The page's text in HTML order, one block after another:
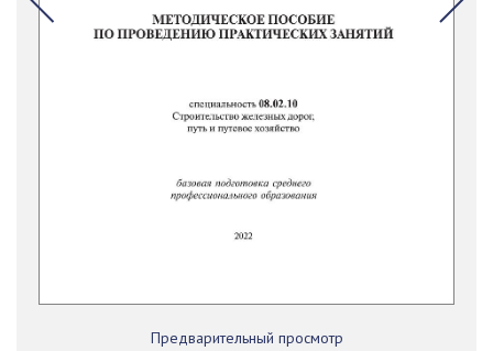
Предварительный просмотр